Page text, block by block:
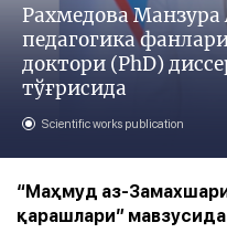
Рахмедова Манзура
педагогика
доктори (PhD)
тўғрисида
Scientific works publication
“Маҳмуд аз-
қарашлари” мавзусида